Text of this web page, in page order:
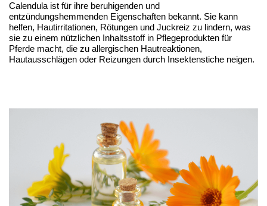
Calendula ist für ihre beruhigenden und
entzündungshemmenden Eigenschaften bekannt. Sie kann
helfen, Hautirritationen, Rötungen und Juckreiz zu lindern, was
sie zu einem nützlichen Inhaltsstoff in Pflegeprodukten für
Pferde macht, die zu allergischen Hautreaktionen,
Hautausschlägen oder Reizungen durch Insektenstiche neigen.